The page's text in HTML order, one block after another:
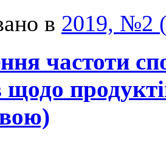
в 2019, №2
частоти
щодо